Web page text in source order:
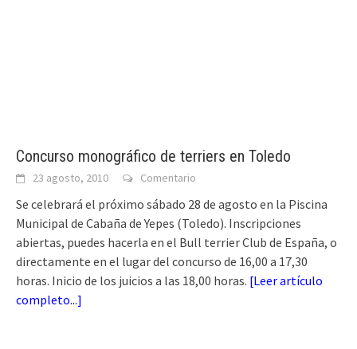
Concurso monográfico de terriers en Toledo
23 agosto, 2010 Comentario
Se celebrará el próximo sábado 28 de agosto en la Piscina
Municipal de Cabaña de Yepes (Toledo). Inscripciones
abiertas, puedes hacerla en el Bull terrier Club de España, o
directamente en el lugar del concurso de 16,00 a 17,30
horas. Inicio de los juicios a las 18,00 horas. [Leer artículo
completo...]